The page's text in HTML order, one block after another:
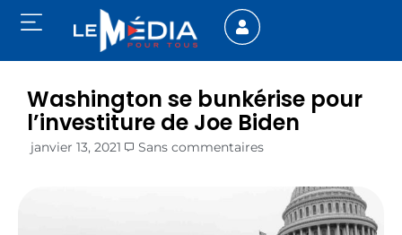
Washington se bunkérise pour
l’investiture de Joe Biden
janvier 13, 2021 Sans commentaires